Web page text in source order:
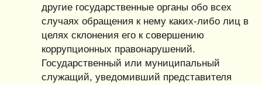
другие государственные органы обо всех
случаях обращения к нему каких-либо лиц в
целях склонения его к совершению
коррупционных правонарушений.
Государственный или муниципальный
служащий, уведомивший представителя